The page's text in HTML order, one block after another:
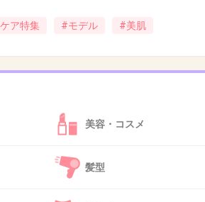
+7 -12
、変な仕事しないか心配だっ
顔が好きです。
ア特集 #モデル #美肌
美容・コスメ
髪型